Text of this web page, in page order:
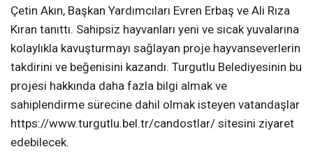
Çetin Akın, Başkan Yardımcıları Evren Erbaş ve Ali Rıza
Kıran tanıttı. Sahipsiz hayvanları yeni ve sıcak yuvalarına
kolaylıkla kavuşturmayı sağlayan proje hayvanseverlerin
takdirini ve beğenisini kazandı. Turgutlu Belediyesinin bu
projesi hakkında daha fazla bilgi almak ve
sahiplendirme sürecine dahil olmak isteyen vatandaşlar
https://www.turgutlu.bel.tr/candostlar/ sitesini ziyaret
edebilecek.